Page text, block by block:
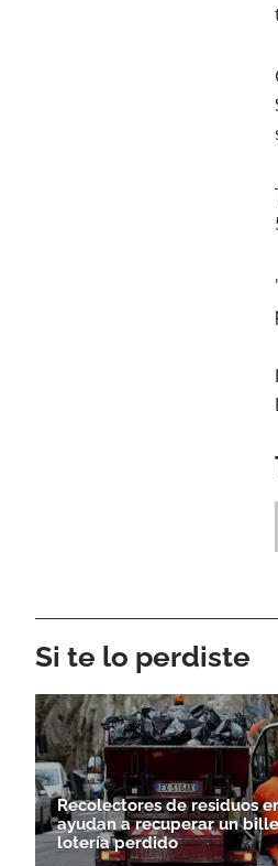
Si te lo perdiste
Recolectores de residuos
ayudan a recuperar un
lotería perdido